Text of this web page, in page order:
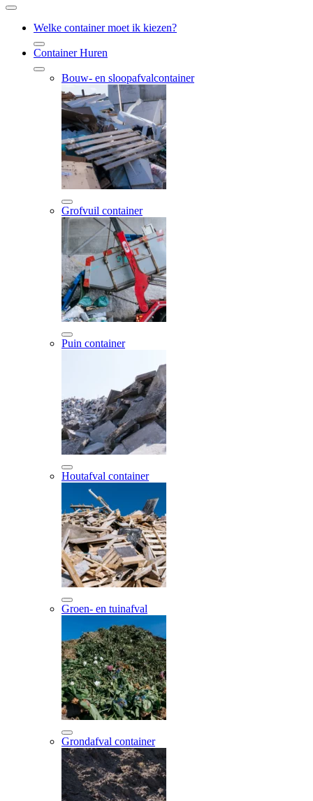
Welke container moet ik kiezen?
Container Huren
Bouw- en sloopafvalcontainer
Grofvuil container
Puin container
Houtafval container
Groen- en tuinafval
Grondafval container